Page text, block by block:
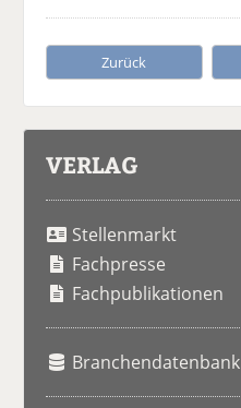
Zurück
VERLAG
Stellenmarkt
Fachpresse
Fachpublikationen
Branchendatenbank